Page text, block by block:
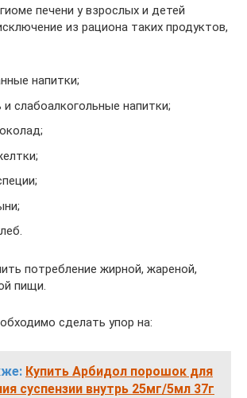
печени у взрослых и детей
из рациона таких продуктов,
напитки;
и слабоалкогольные напитки;
потребление жирной, жареной,
пищи.
сделать упор на:
Купить Арбидол порошок для
суспензии внутрь 25мг/5мл 37г